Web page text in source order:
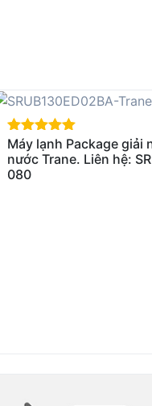
out of 5
Máy lạnh Package giải
nước Trane. Liên hệ:
080